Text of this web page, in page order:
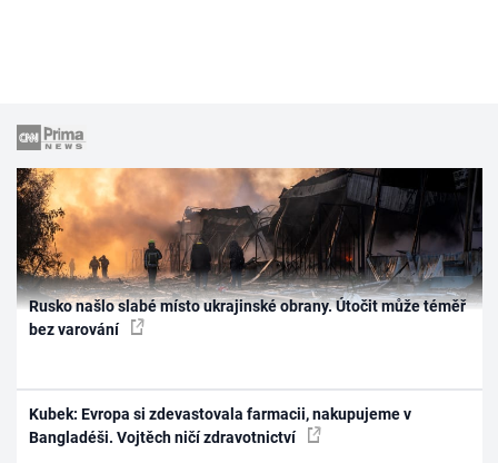
Rusko našlo slabé místo ukrajinské obrany. Útočit může téměř
bez varování
Kubek: Evropa si zdevastovala farmacii, nakupujeme v
Bangladéši. Vojtěch ničí zdravotnictví